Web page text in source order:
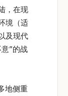
，在现
境（适
及现代
”的战
地侧重